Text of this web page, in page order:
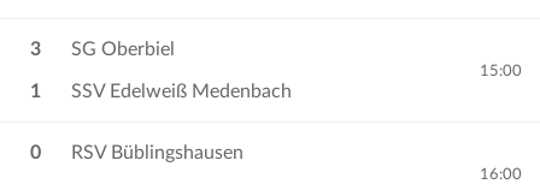
3
1
SG Oberbiel
SSV Edelweiß Medenbach
15:00
0 RSV Büblingshausen
16:00